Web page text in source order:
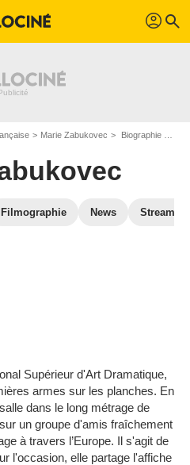
profil search
Marie Zabukovec Biographie Marie Zabukovec
Filmographie News Streaming
Supérieur d'Art Dramatique,
armes sur les planches. En
dans le long métrage de
un groupe d'amis fraîchement
à travers l’Europe. Il s'agit de
l'occasion, elle partage l'affiche